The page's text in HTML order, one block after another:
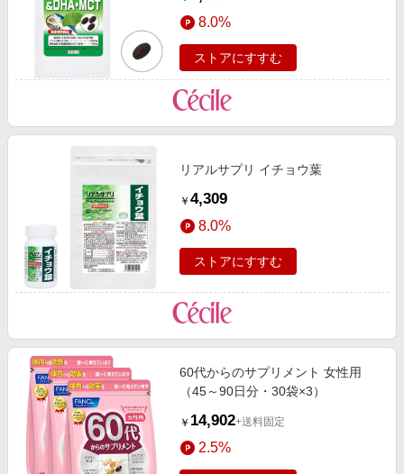
8.0%
ストアにすすむ
リアルサプリ イチョウ葉
￥ 4,309
8.0%
ストアにすすむ
60代からのサプリメント 女性用
（45～90日分・30袋×3）
￥ 14,902+送料固定
2.5%